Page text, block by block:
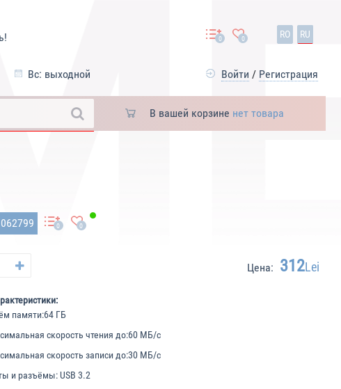
Вс: выходной
0 0 RO RU
Войти / Регистрация
В вашей корзине нет товара
0 0
Цена: 312Lei
памяти:64 ГБ
скорость чтения до:60 МБ/с
скорость записи до:30 МБ/с
и разъёмы:USB 3.2